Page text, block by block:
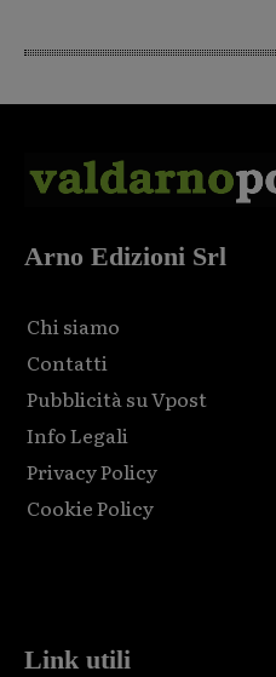
Arno Edizioni Srl
Chi siamo
Contatti
Pubblicità su Vpost
Info Legali
Privacy Policy
Cookie Policy
Link utili